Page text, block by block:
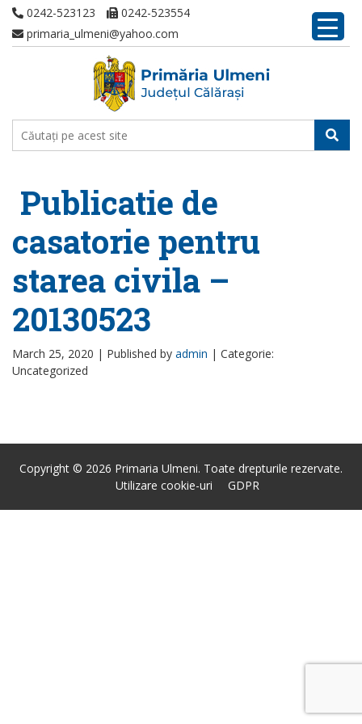
0242-523123
0242-523554
primaria_ulmeni@yahoo.com
Publicatie de
casatorie pentru
starea civila –
20130523
March 25, 2020 | Published by admin | Categorie:
Uncategorized
Copyright © 2026 Primaria Ulmeni. Toate drepturile rezervate.
Utilizare cookie-uri
GDPR